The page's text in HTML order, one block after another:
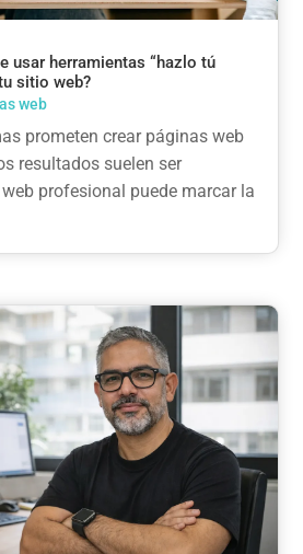
usar herramientas “hazlo tú
sitio web?
web
prometen crear páginas web
resultados suelen ser
profesional puede marcar la